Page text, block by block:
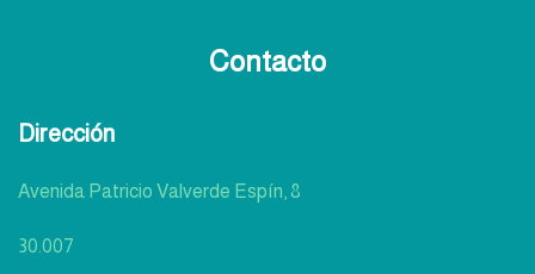
Contacto
Dirección
Avenida Patricio Valverde Espín, 8
30.007